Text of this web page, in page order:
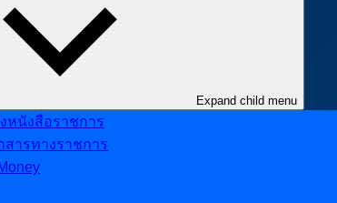
Expand child menu
หนังสือราชการ
สารทางราชการ